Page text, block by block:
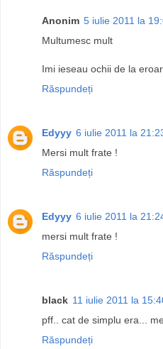
Anonim 5 iulie 2011 la
Multumesc mult
Imi ieseau ochii de la
Răspundeți
Edyyy 6 iulie 2011 la
Mersi mult frate !
Răspundeți
Edyyy 6 iulie 2011 la
mersi mult frate !
Răspundeți
black 11 iulie 2011 la
pff.. cat de simplu era...
Răspundeți